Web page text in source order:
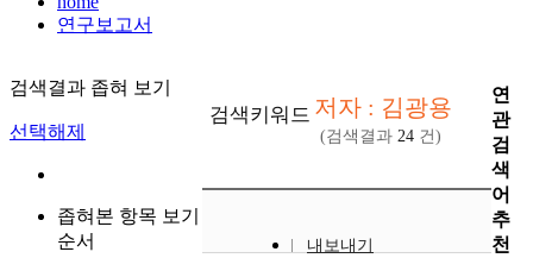
연구보고서
검색결과 좁혀 보기
선택해제
좁혀본 항목 보기
순서
검색키워드 저자 : 김광용
(검색결과 24 건)
내보내기
연
관
검
색
어
추
천